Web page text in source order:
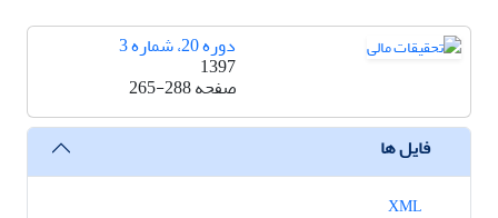
دوره 20، شماره 3
1397
صفحه265-288
فایل ها